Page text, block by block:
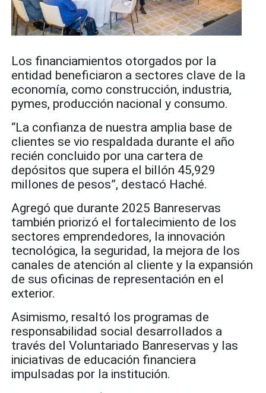
Los financiamientos otorgados por la
entidad beneficiaron a sectores clave de la
economía, como construcción, industria,
pymes, producción nacional y consumo.
“La confianza de nuestra amplia base de
clientes se vio respaldada durante el año
recién concluido por una cartera de
depósitos que supera el billón 45,929
millones de pesos”, destacó Haché.
Agregó que durante 2025 Banreservas
también priorizó el fortalecimiento de los
sectores emprendedores, la innovación
tecnológica, la seguridad, la mejora de los
canales de atención al cliente y la expansión
de sus oficinas de representación en el
exterior.
Asimismo, resaltó los programas de
responsabilidad social desarrollados a
través del Voluntariado Banreservas y las
iniciativas de educación financiera
impulsadas por la institución.